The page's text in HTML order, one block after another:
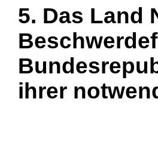
5. Das Land
ihrer